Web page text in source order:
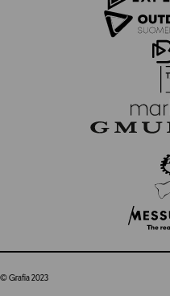
© Grafia 2023